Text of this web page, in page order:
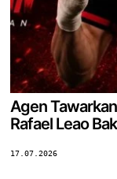
Agen
Rafael Leao
17.07.2026